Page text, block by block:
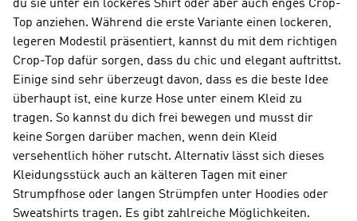
du sie unter ein lockeres Shirt oder aber auch enges Crop-
Top anziehen. Während die erste Variante einen lockeren,
legeren Modestil präsentiert, kannst du mit dem richtigen
Crop-Top dafür sorgen, dass du chic und elegant auftrittst.
Einige sind sehr überzeugt davon, dass es die beste Idee
überhaupt ist, eine kurze Hose unter einem Kleid zu
tragen. So kannst du dich frei bewegen und musst dir
keine Sorgen darüber machen, wenn dein Kleid
versehentlich höher rutscht. Alternativ lässt sich dieses
Kleidungsstück auch an kälteren Tagen mit einer
Strumpfhose oder langen Strümpfen unter Hoodies oder
Sweatshirts tragen. Es gibt zahlreiche Möglichkeiten.